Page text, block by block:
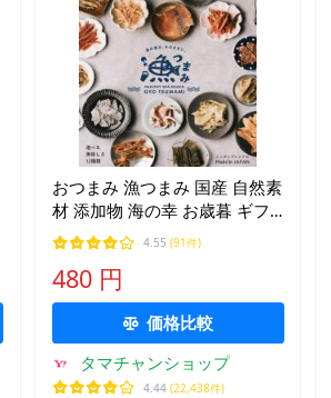
おつまみ 漁つまみ 国産 自然素
材 添加物 海の幸 お歳暮 ギフ
ト 魚介 手作り 小分け 鮭 いか
するめ 海老 ヘルシー 珍味 酒
の肴 高級 酒の肴 12種類から選
べる
4.55 (91件)
480 円
価格比較
タマチャンショップ
4.44(22,438件)